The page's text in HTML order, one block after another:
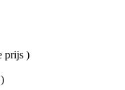
prijs )
)